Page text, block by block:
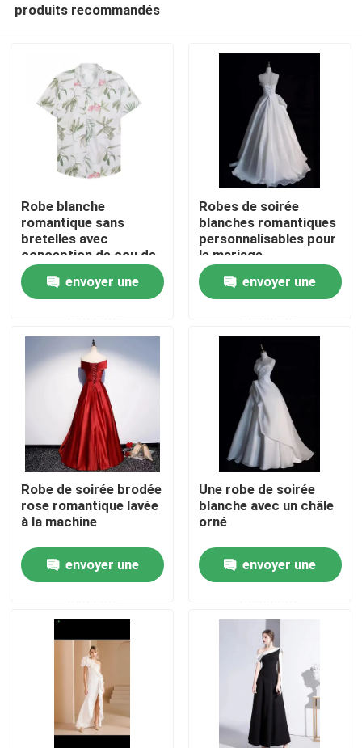
Maison
Au sujet de nous
Visite d'usine
Contactez-nous
Demandez une citation
Vêtements de mode usagés
Vêtements pour enfants primaires
produits recommandés
Robe blanche
romantique sans
bretelles avec
conception de cou de
bateau
envoyer une
Robes de soirée
blanches romantiques
personnalisables pour
le mariage
envoyer une
Robe de soirée brodée
rose romantique lavée
à la machine
envoyer une
Une robe de soirée
blanche avec un châle
orné
envoyer une